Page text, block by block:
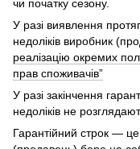
чи початку сезону.
У разі виявлення
недоліків виробник
реалізацію окремих
прав споживачів”
У разі закінчення
недоліків не
Гарантійний строк —